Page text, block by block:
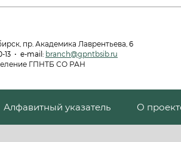
пр. Академика Лаврентьева, 6
13 • e-mail: branch@gpntbsib.ru
ГПНТБ СО РАН
Алфавитный указатель О